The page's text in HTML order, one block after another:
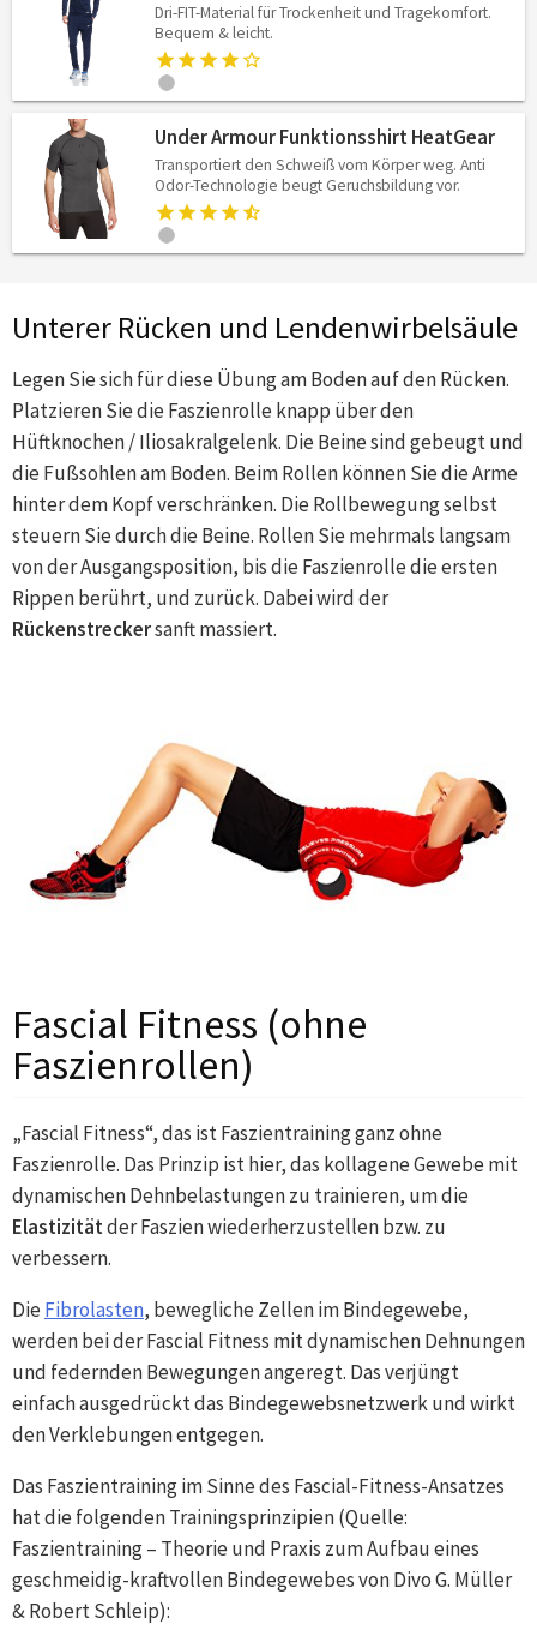
Dri-FIT-Material für Trockenheit und Tragekomfort.
Bequem & leicht.
Under Armour Funktionsshirt HeatGear
Transportiert den Schweiß vom Körper weg. Anti
Odor-Technologie beugt Geruchsbildung vor.
Unterer Rücken und Lendenwirbelsäule
Legen Sie sich für diese Übung am Boden auf den Rücken.
Platzieren Sie die Faszienrolle knapp über den
Hüftknochen / Iliosakralgelenk. Die Beine sind gebeugt und
die Fußsohlen am Boden. Beim Rollen können Sie die Arme
hinter dem Kopf verschränken. Die Rollbewegung selbst
steuern Sie durch die Beine. Rollen Sie mehrmals langsam
von der Ausgangsposition, bis die Faszienrolle die ersten
Rippen berührt, und zurück. Dabei wird der
Rückenstreckersanft massiert.
Fascial Fitness (ohne
Faszienrollen)
„Fascial Fitness“, das ist Faszientraining ganz ohne
Faszienrolle. Das Prinzip ist hier, das kollagene Gewebe mit
dynamischen Dehnbelastungen zu trainieren, um die
Elastizitätder Faszien wiederherzustellen bzw. zu
verbessern.
DieFibrolasten, bewegliche Zellen im Bindegewebe,
werden bei der Fascial Fitness mit dynamischen Dehnungen
und federnden Bewegungen angeregt. Das verjüngt
einfach ausgedrückt das Bindegewebsnetzwerk und wirkt
den Verklebungen entgegen.
Das Faszientraining im Sinne des Fascial-Fitness-Ansatzes
hat die folgenden Trainingsprinzipien (Quelle:
Faszientraining – Theorie und Praxis zum Aufbau eines
geschmeidig-kraftvollen Bindegewebes von Divo G. Müller
& Robert Schleip):